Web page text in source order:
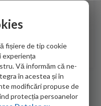
colaborat in obtinerea
va doresc!
fișiere de tip cookie
experiența
Vă informăm că ne-
în acestea și în
modificări propuse de
protecția persoanelor